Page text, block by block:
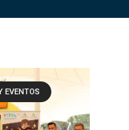
EVENTOS